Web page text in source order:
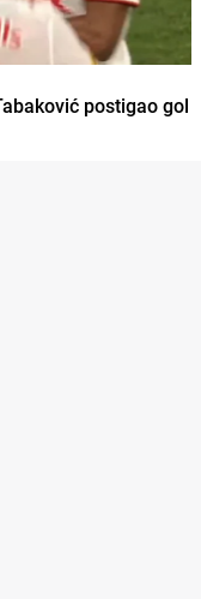
postigao gol